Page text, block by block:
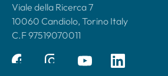
Viale della Ricerca 7
10060 Candiolo, Torino Italy
C.F 97519070011